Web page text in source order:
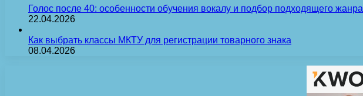
Голос после 40: особенности обучения вокалу и подбор подходящего жанра
22.04.2026
Как выбрать классы МКТУ для регистрации товарного знака
08.04.2026